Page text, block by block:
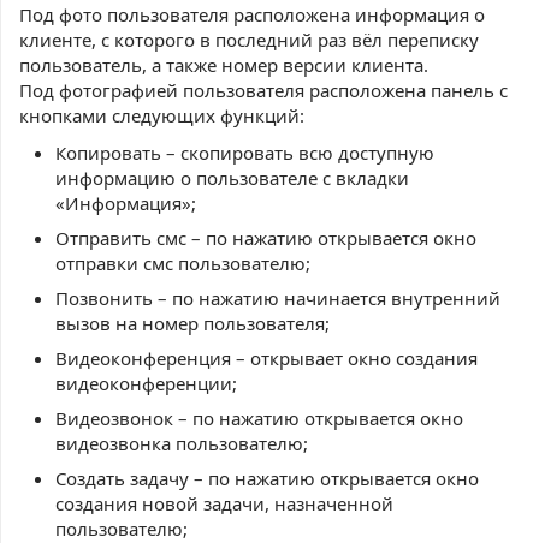
Под фото пользователя расположена информация о
клиенте, с которого в последний раз вёл переписку
пользователь, а также номер версии клиента.
Под фотографией пользователя расположена панель с
кнопками следующих функций:
Копировать – скопировать всю доступную
информацию о пользователе с вкладки
«Информация»;
Отправить смс – по нажатию открывается окно
отправки смс пользователю;
Позвонить – по нажатию начинается внутренний
вызов на номер пользователя;
Видеоконференция – открывает окно создания
видеоконференции;
Видеозвонок – по нажатию открывается окно
видеозвонка пользователю;
Создать задачу – по нажатию открывается окно
создания новой задачи, назначенной
пользователю;